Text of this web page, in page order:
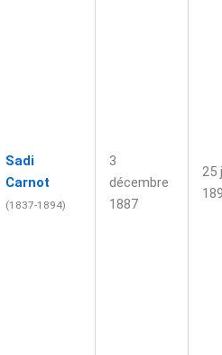
Sadi
Carnot
(1837-1894)
3
décembre
1887
25